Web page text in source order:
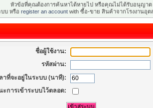
หัวข้อที่คุณต้องการค้นหาได้หายไป หรือคุณไม่ได้รับอนุญาต
บบ หรือ register an accountwith ซื้อ-ขาย สินค้าจากโรงงานอุต
ชื่อผู้ใช้งาน:
รหัสผ่าน:
าที่จะอยู่ในระบบ (นาที):
ะการเข้าระบบไว้ตลอด: